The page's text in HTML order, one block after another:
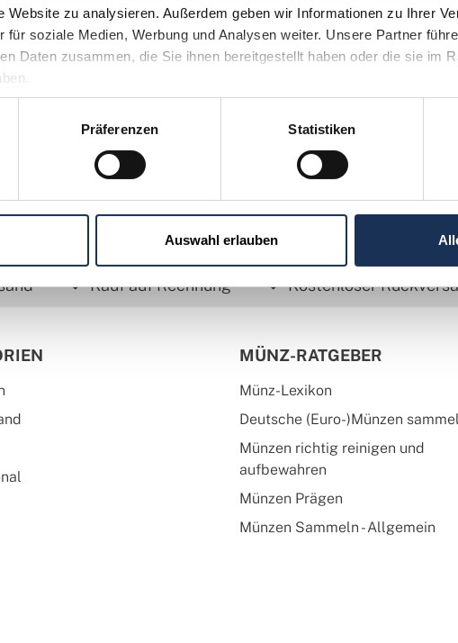
Website zu analysieren. Außerdem geben wir Informationen zu Ihrer
für soziale Medien, Werbung und Analysen weiter. Unsere Partner
Daten zusammen, die Sie ihnen bereitgestellt haben oder die sie im
Präferenzen Statistiken
Auswahl erlauben
(0)5304
Kauf auf Rechnung Kostenloser
MÜNZ-RATGEBER
Münz-Lexikon
Deutsche (Euro-)Münzen
Münzen richtig reinigen und
aufbewahren
Münzen Prägen
Münzen Sammeln - Allgemein